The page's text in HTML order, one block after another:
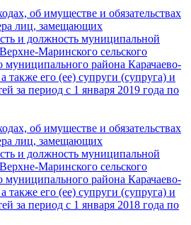
об имуществе и обязательствах
лиц, замещающих
и должность муниципальной
Маринского сельского
муниципального района Карачаево-
также его (ее) супруги (супруга) и
за период с 1 января 2019 года по
об имуществе и обязательствах
лиц, замещающих
и должность муниципальной
Маринского сельского
муниципального района Карачаево-
также его (ее) супруги (супруга) и
за период с 1 января 2018 года по